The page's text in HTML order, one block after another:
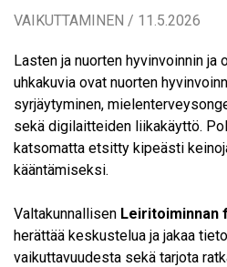
VAIKUTTAMINEN / 11.5.2026
Lasten ja nuorten hyvinvoinnin ja
uhkakuvia ovat nuorten
syrjäytyminen,
sekä digilaitteiden liikakäyttö.
katsomatta etsitty kipeästi
kääntämiseksi.
Valtakunnallisen Leiritoiminnan
herättää keskustelua ja jakaa
vaikuttavuudesta sekä tarjota